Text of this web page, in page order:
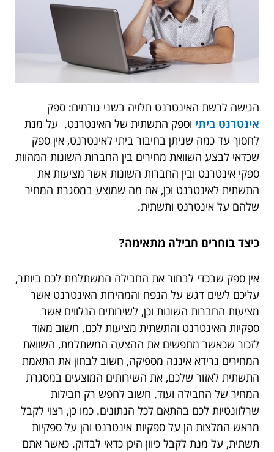
הגישה לרשת האינטרנט תלויה בשני גורמים: ספק
אינטרנט ביתי וספק התשתית של האינטרנט. על מנת
לחסוך עד כמה שניתן בחיבור ביתי לאינטרנט, אין ספק
שכדאי לבצע השוואת מחירים בין החברות השונות המהוות
ספקי אינטרנט ובין החברות השונות אשר מציעות את
התשתית לאינטרנט וכן, את מה שמוצע במסגרת המחיר
שלהם על אינטרנט ותשתית.
כיצד בוחרים חבילה מתאימה?
אין ספק שבכדי לבחור את החבילה המשתלמת לכם ביותר,
עליכם לשים דגש על הנפח והמהירות האינטרנט אשר
מציעות החברות השונות וכן, לשירותים הנלווים אשר
ספקיות האינטרנט והתשתית מציעות לכם. חשוב מאוד
לזכור שכאשר מחפשים את ההצעה המשתלמת, השוואת
המחירים גרידא איננה מספיקה, חשוב לבחון את התאמת
התשתית לאזור שלכם, את השירותים המוצעים במסגרת
המחיר של החבילה ועוד. חשוב לחפש רק חבילות
שרלוונטיות לכם בהתאם לכל הנתונים. כמו כן, רצוי לקבל
מראש המלצות הן על ספקיות אינטרנט והן על ספקיות
תשתית, על מנת לקבל כיוון היכן כדאי לבדוק. כאשר אתם